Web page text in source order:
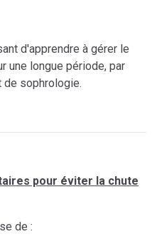
d'apprendre à gérer le
une longue période, par
sophrologie.
pour éviter la chute
de :